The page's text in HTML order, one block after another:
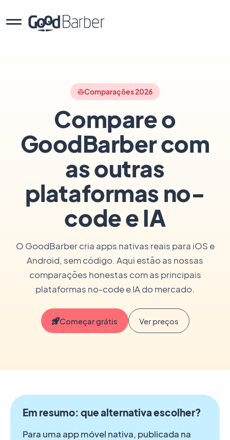
Comparações 2026
Compare o
GoodBarber com
as outras
plataformas no-
code e IA
O GoodBarber cria apps nativas reais para iOS e
Android, sem código. Aqui estão as nossas
comparações honestas com as principais
plataformas no-code e IA do mercado.
Começar grátis Ver preços
Em resumo: que alternativa escolher?
Para uma app móvel nativa, publicada na